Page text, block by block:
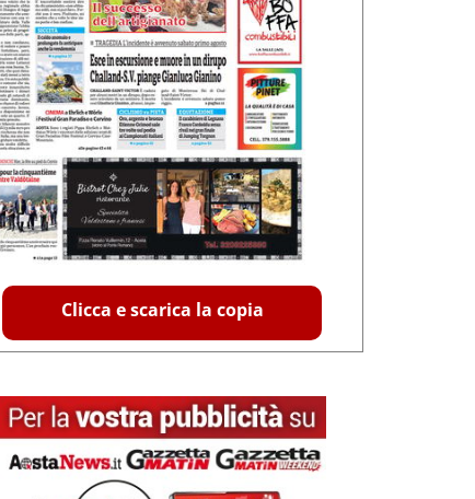
Clicca e scarica la copia